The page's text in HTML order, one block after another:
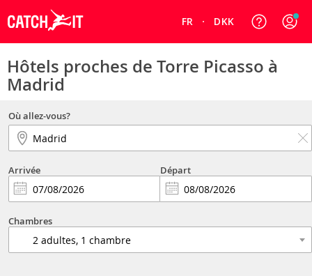
FR DKK
Hôtels proches de Torre Picasso à
Madrid
Où allez-vous?
Arrivée Départ
Chambres